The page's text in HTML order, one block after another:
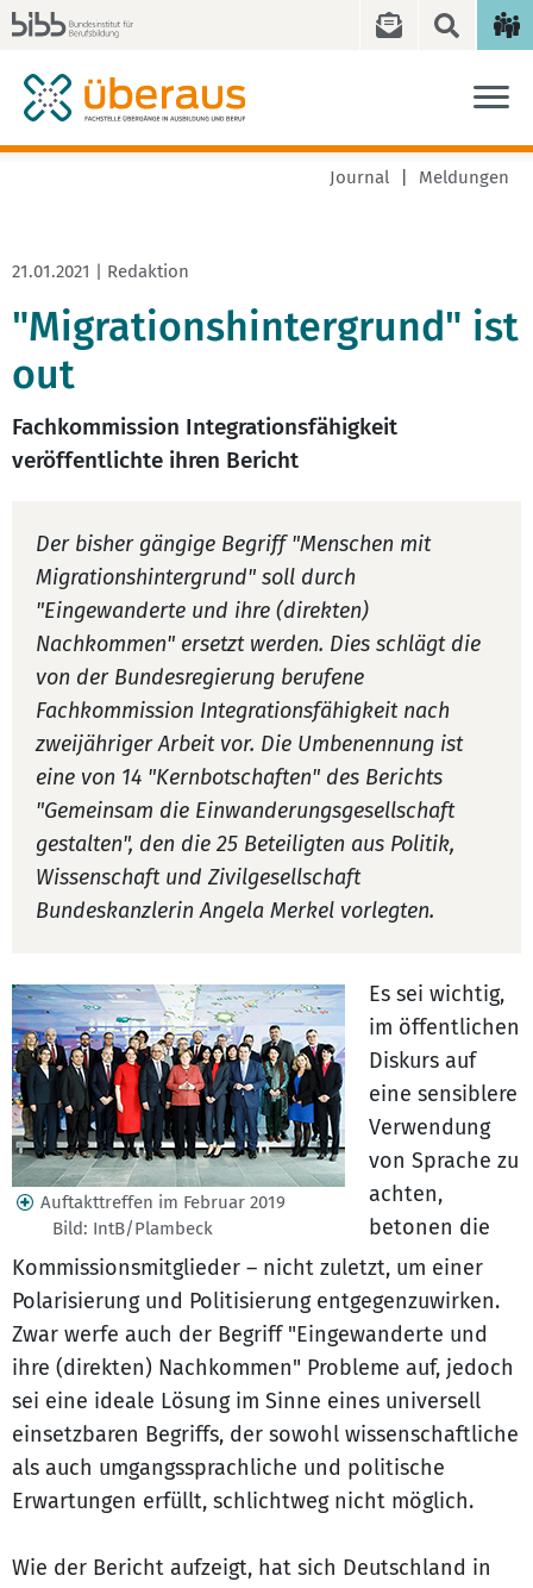
Journal Meldungen
21.01.2021 | Redaktion
"Migrationshintergrund" ist
out
Fachkommission Integrationsfähigkeit
veröffentlichte ihren Bericht
Der bisher gängige Begriff "Menschen mit
Migrationshintergrund" soll durch
"Eingewanderte und ihre (direkten)
Nachkommen" ersetzt werden. Dies schlägt die
von der Bundesregierung berufene
Fachkommission Integrationsfähigkeit nach
zweijähriger Arbeit vor. Die Umbenennung ist
eine von 14 "Kernbotschaften" des Berichts
"Gemeinsam die Einwanderungsgesellschaft
gestalten", den die 25 Beteiligten aus Politik,
Wissenschaft und Zivilgesellschaft
Bundeskanzlerin Angela Merkel vorlegten.
Auftakttreffen im Februar 2019
Bild: IntB/Plambeck
Es sei wichtig,
im öffentlichen
Diskurs auf
eine sensiblere
Verwendung
von Sprache zu
achten,
betonen die
Kommissionsmitglieder – nicht zuletzt, um einer
Polarisierung und Politisierung entgegenzuwirken.
Zwar werfe auch der Begriff "Eingewanderte und
ihre (direkten) Nachkommen" Probleme auf, jedoch
sei eine ideale Lösung im Sinne eines universell
einsetzbaren Begriffs, der sowohl wissenschaftliche
als auch umgangssprachliche und politische
Erwartungen erfüllt, schlichtweg nicht möglich.
Wie der Bericht aufzeigt, hat sich Deutschland in